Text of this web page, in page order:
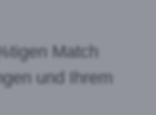
Match
und Ihrem